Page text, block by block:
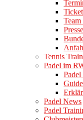
Tennis
Padel im
Padel
Padel News
Padel